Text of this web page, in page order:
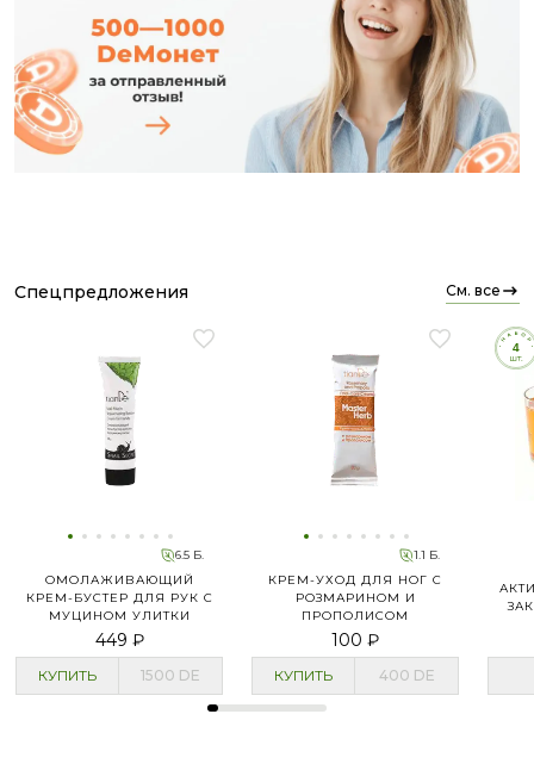
спецпредложения см. все
6.5 Б.
ОМОЛАЖИВАЮЩИЙ
КРЕМ-БУСТЕР ДЛЯ РУК С
МУЦИНОМ УЛИТКИ
449 ₽
КУПИТЬ 1500 DE
1.1 Б.
КРЕМ-УХОД ДЛЯ НОГ С
РОЗМАРИНОМ И
ПРОПОЛИСОМ
100 ₽
КУПИТЬ 400 DE